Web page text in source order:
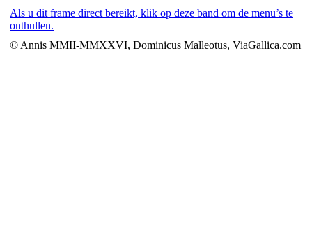
Als u dit frame direct bereikt, klik op deze band om de menu’s te
onthullen.
© Annis MMII-MMXXVI, Dominicus Malleotus, ViaGallica.com